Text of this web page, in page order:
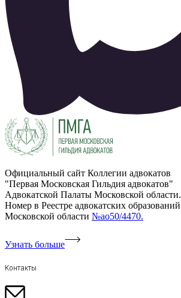
Официальный сайт Коллегии адвокатов
"Первая Московская Гильдия адвокатов"
Адвокатской Палаты Московской области.
Номер в Реестре адвокатских образований
Московской области №ао50/4470.
Узнать больше
Контакты